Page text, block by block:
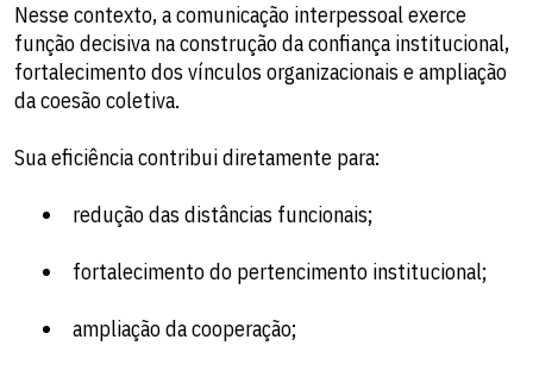
Nesse contexto, a comunicação interpessoal exerce
função decisiva na construção da confiança institucional,
fortalecimento dos vínculos organizacionais e ampliação
da coesão coletiva.
Sua eficiência contribui diretamente para:
redução das distâncias funcionais;
fortalecimento do pertencimento institucional;
ampliação da cooperação;